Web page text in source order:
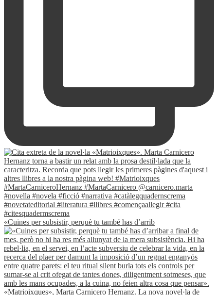
«Cuines per subsistir, perquè tu també has d’arrib